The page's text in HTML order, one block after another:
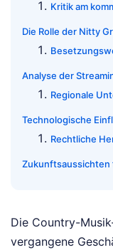
Kritik am
Die Rolle der Nitty
Analyse der
Regionale
Technologische
Rechtliche
Zukunftsaussichten
Die Country-
vergangene